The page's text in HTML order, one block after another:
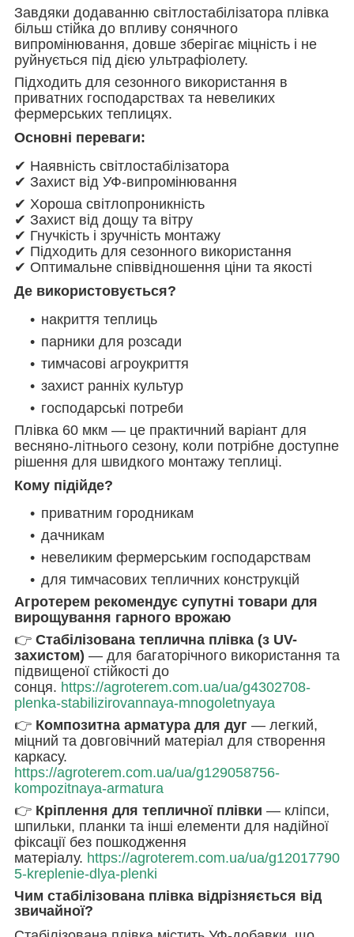
Завдяки додаванню світлостабілізатора плівка
більш стійка до впливу сонячного
випромінювання, довше зберігає міцність і не
руйнується під дією ультрафіолету.
Підходить для сезонного використання в
приватних господарствах та невеликих
фермерських теплицях.
Основні переваги:
✔ Наявність світлостабілізатора
✔ Захист від УФ-випромінювання
✔ Хороша світлопроникність
✔ Захист від дощу та вітру
✔ Гнучкість і зручність монтажу
✔ Підходить для сезонного використання
✔ Оптимальне співвідношення ціни та якості
Де використовується?
накриття теплиць
парники для розсади
тимчасові агроукриття
захист ранніх культур
господарські потреби
Плівка 60 мкм — це практичний варіант для
весняно-літнього сезону, коли потрібне доступне
рішення для швидкого монтажу теплиці.
Кому підійде?
приватним городникам
дачникам
невеликим фермерським господарствам
для тимчасових тепличних конструкцій
Агротерем рекомендує супутні товари для
вирощування гарного врожаю
👉 Стабілізована теплична плівка (з UV-
захистом) — для багаторічного використання та
підвищеної стійкості до
сонця. https://agroterem.com.ua/ua/g4302708-
plenka-stabilizirovannaya-mnogoletnyaya
👉 Композитна арматура для дуг — легкий,
міцний та довговічний матеріал для створення
каркасу.
https://agroterem.com.ua/ua/g129058756-
kompozitnaya-armatura
👉 Кріплення для тепличної плівки — кліпси,
шпильки, планки та інші елементи для надійної
фіксації без пошкодження
матеріалу. https://agroterem.com.ua/ua/g12017790
5-kreplenie-dlya-plenki
Чим стабілізована плівка відрізняється від
звичайної?